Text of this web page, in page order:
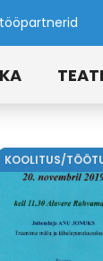
KOOLITUS/